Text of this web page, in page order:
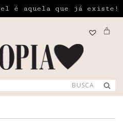
é aquela que já existe!